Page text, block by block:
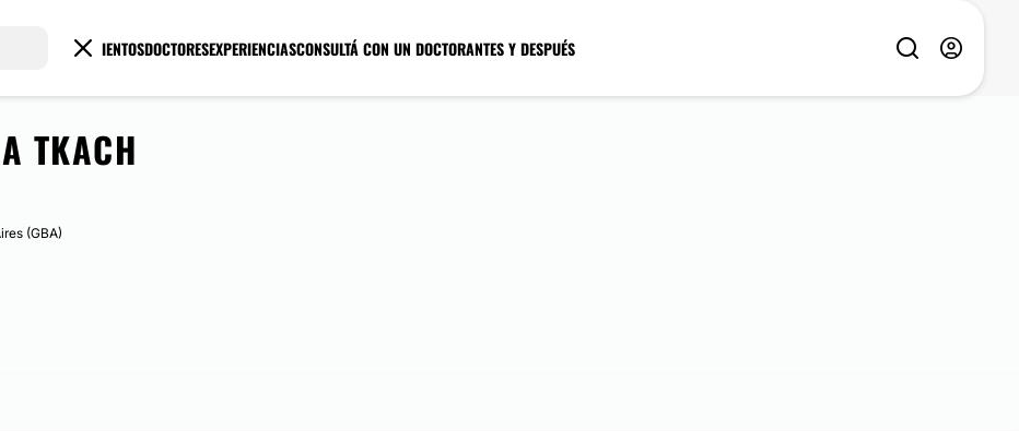
TRATAMIENTOSDOCTORESEXPERIENCIASCONSULTÁ CON UN DOCTORANTES Y DESPUÉS
TKACH
(GBA)